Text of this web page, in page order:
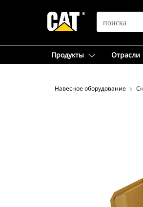
SEARCH
Продукты Отрасли
Навесное оборудование